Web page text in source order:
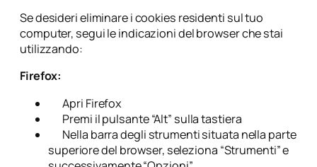
Se desideri eliminare i cookies residenti sul tuo
computer, segui le indicazioni del browser che stai
utilizzando:
Firefox:
Apri Firefox
Premi il pulsante “Alt” sulla tastiera
Nella barra degli strumenti situata nella parte
superiore del browser, seleziona “Strumenti” e